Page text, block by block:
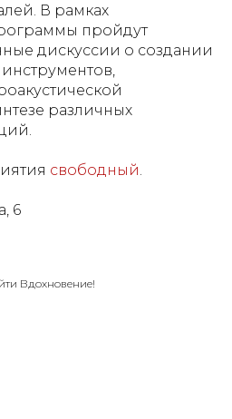
В рамках
пройдут
дискуссии о создании
различных
свободный
6
Вдохновение!